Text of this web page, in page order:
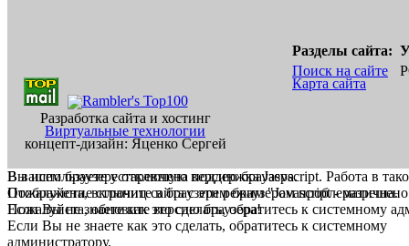
Разработка сайта и хостинг
Виртуальные технологии
концепт-дизайн: Яценко Сергей
Разделы сайта:
Поиск на сайте
Карта сайта
В вашем браузере отключена поддержка Jasvscript. Работа в
Пожалуйста, включите в браузере режим "Javascript -
Если Вы не знаете как это сделать, обратитесь к системному
Вы используете устаревшую версию браузера.
Отображение страниц сайта с этим браузером проблематична.
Пожалуйста, обновите версию браузера!
Если Вы не знаете как это сделать, обратитесь к системному
администратору.